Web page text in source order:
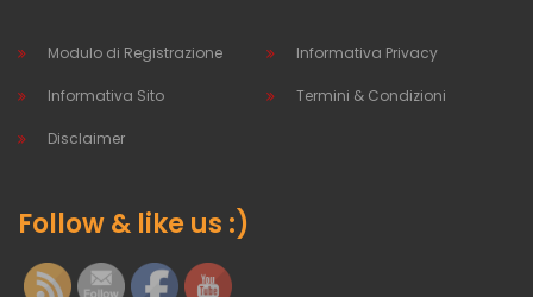
Modulo di Registrazione Informativa Privacy
Informativa Sito Termini & Condizioni
Disclaimer
Follow & like us :)